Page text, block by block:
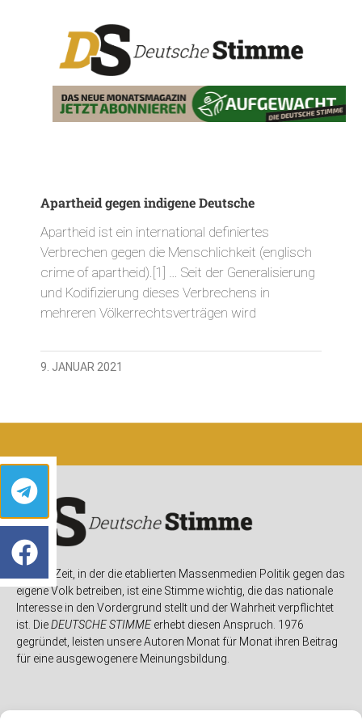
Apartheid gegen indigene Deutsche
Apartheid ist ein international definiertes
Verbrechen gegen die Menschlichkeit (englisch
crime of apartheid).[1] … Seit der Generalisierung
und Kodifizierung dieses Verbrechens in
mehreren Völkerrechtsverträgen wird
9. JANUAR 2021
In einer Zeit, in der die etablierten Massenmedien Politik gegen das
eigene Volk betreiben, ist eine Stimme wichtig, die das nationale
Interesse in den Vordergrund stellt und der Wahrheit verpflichtet
ist. DieDEUTSCHE STIMMEerhebt diesen Anspruch. 1976
gegründet, leisten unsere Autoren Monat für Monat ihren Beitrag
für eine ausgewogenere Meinungsbildung.